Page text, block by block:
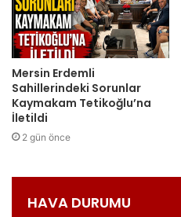
Mersin Erdemli
Sahillerindeki Sorunlar
Kaymakam Tetikoğlu’na
İletildi
2 gün önce
HAVA DURUMU